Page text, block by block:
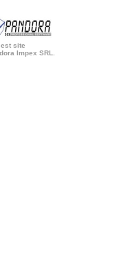
site
Impex SRL